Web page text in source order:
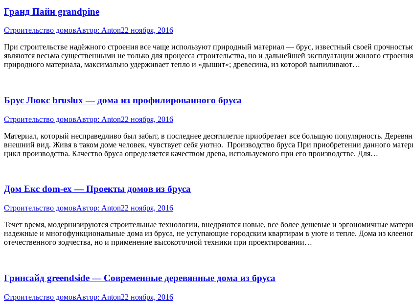
Гранд Пайн grandpine
Строительство домовАвтор: Anton22 ноября, 2016
При строительстве надёжного строения все чаще используют природный материал — брус, известный своей
являются весьма существенными не только для процесса строительства, но и дальнейшей эксплуатации жилого
природного материала, максимально удерживает тепло и «дышит»; древесина, из которой выпиливают…
Брус Люкс bruslux — дома из профилированного бруса
Строительство домовАвтор: Anton22 ноября, 2016
Материал, который несправедливо был забыт, в последнее десятилетие приобретает все большую популярность.
внешний вид. Живя в таком доме человек, чувствует себя уютно. Производство бруса При приобретении данного
цикл производства. Качество бруса определяется качеством древа, используемого при его производстве. Для…
Дом Екс dom-ex — Проекты домов из бруса
Строительство домовАвтор: Anton22 ноября, 2016
Течет время, модернизируются строительные технологии, внедряются новые, все более дешевые и эргономичные
надежные и многофункциональные дома из бруса, не уступающие городским квартирам в уюте и тепле. Дома из
отечественного зодчества, но и применение высокоточной техники при проектировании…
Гринсайд greendside — Современные деревянные дома из бруса
Строительство домовАвтор: Anton22 ноября, 2016